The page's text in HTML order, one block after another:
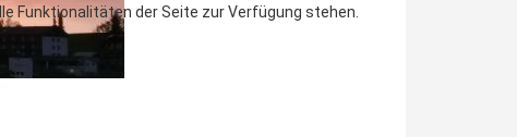
Funktionalitäten der Seite zur Verfügung stehen.